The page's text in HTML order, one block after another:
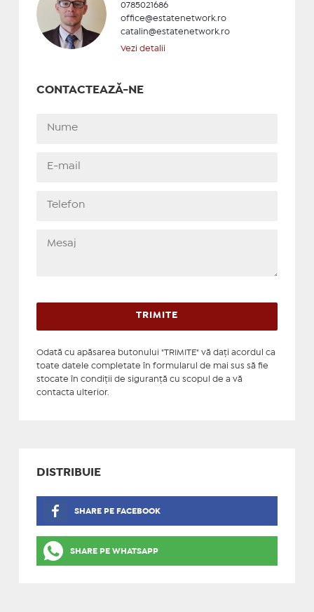
0785021686
office@estatenetwork.ro
catalin@estatenetwork.ro
Vezi detalii
CONTACTEAZĂ-NE
Odată cu apăsarea butonului "TRIMITE" vă daţi acordul ca
toate datele completate în formularul de mai sus să fie
stocate în condiţii de siguranţă cu scopul de a vă
contacta ulterior.
DISTRIBUIE
SHARE PE FACEBOOK
SHARE PE WHATSAPP